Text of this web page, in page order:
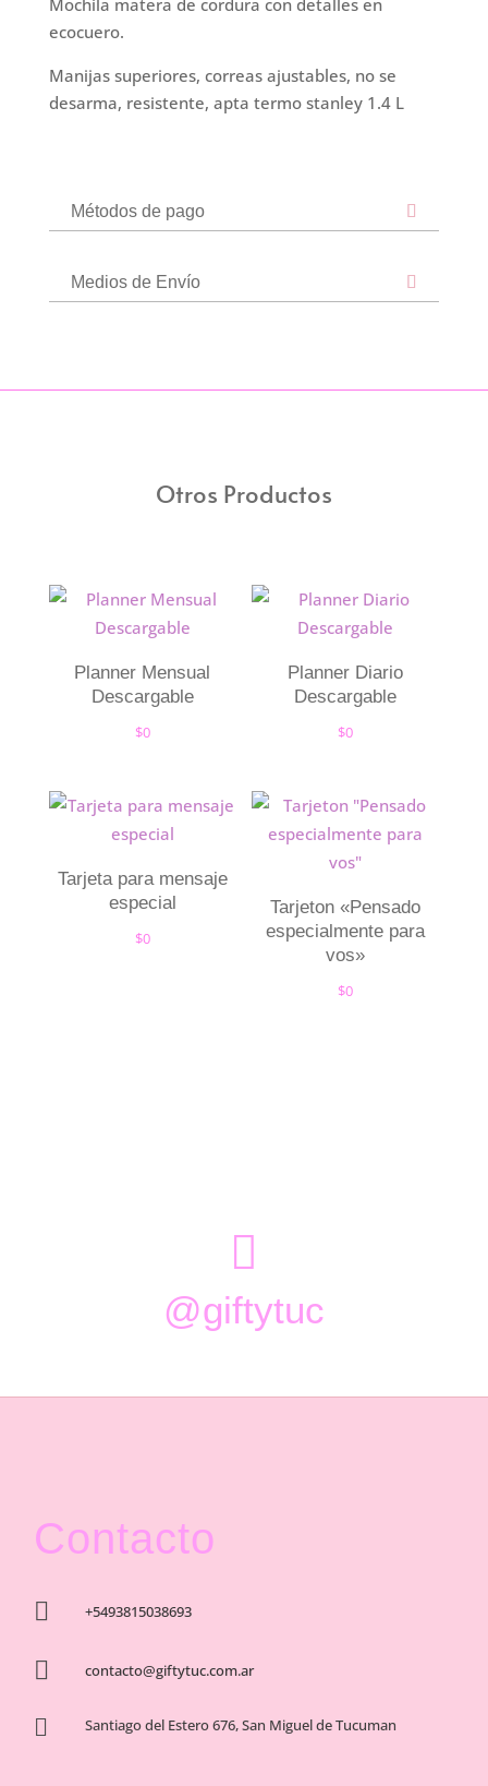
Mochila matera de cordura con detalles en
ecocuero.
Manijas superiores, correas ajustables, no se
desarma, resistente, apta termo stanley 1.4 L
Métodos de pago
Medios de Envío
Otros Productos
Planner Mensual
Descargable
$0
Planner Diario
Descargable
$0
Tarjeta para mensaje
especial
$0
Tarjeton «Pensado
especialmente para
vos»
$0

@giftytuc
Contacto
 +5493815038693
 contacto@giftytuc.com.ar
 Santiago del Estero 676, San Miguel de Tucuman